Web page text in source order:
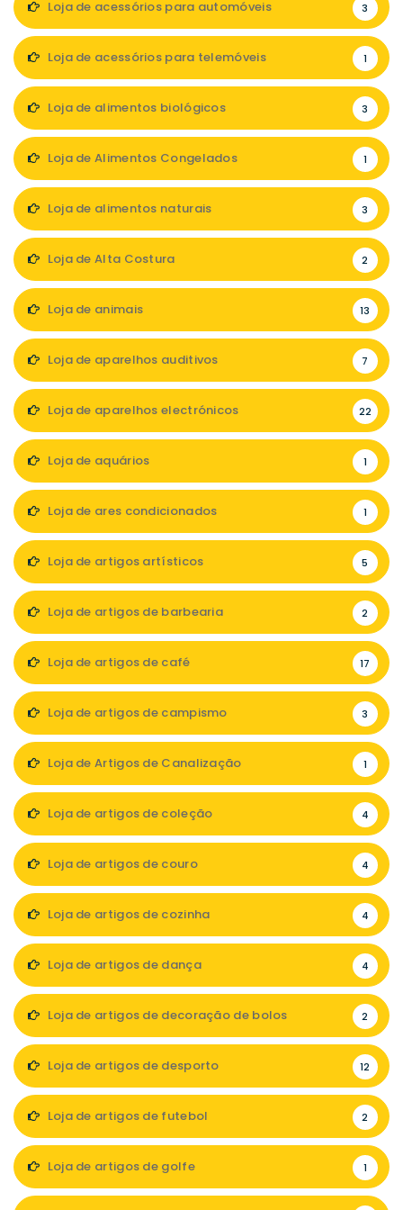
Loja de acessórios para automóveis 3
Loja de acessórios para telemóveis 1
Loja de alimentos biológicos 3
Loja de Alimentos Congelados 1
Loja de alimentos naturais 3
Loja de Alta Costura 2
Loja de animais 13
Loja de aparelhos auditivos 7
Loja de aparelhos electrónicos 22
Loja de aquários 1
Loja de ares condicionados 1
Loja de artigos artísticos 5
Loja de artigos de barbearia 2
Loja de artigos de café 17
Loja de artigos de campismo 3
Loja de Artigos de Canalização 1
Loja de artigos de coleção 4
Loja de artigos de couro 4
Loja de artigos de cozinha 4
Loja de artigos de dança 4
Loja de artigos de decoração de bolos 2
Loja de artigos de desporto 12
Loja de artigos de futebol 2
Loja de artigos de golfe 1